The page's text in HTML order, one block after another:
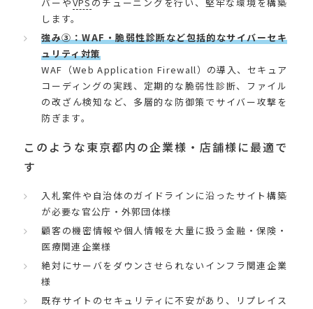
します。
強み③：WAF・脆弱性診断など包括的なサイバーセキ
ュリティ対策
WAF（Web Application Firewall）の導入、セキュア
コーディングの実践、定期的な脆弱性診断、ファイル
の改ざん検知など、多層的な防御策でサイバー攻撃を
防ぎます。
このような東京都内の企業様・店舗様に最適で
す
入札案件や自治体のガイドラインに沿ったサイト構築
が必要な官公庁・外郭団体様
顧客の機密情報や個人情報を大量に扱う金融・保険・
医療関連企業様
絶対にサーバをダウンさせられないインフラ関連企業
様
既存サイトのセキュリティに不安があり、リプレイス